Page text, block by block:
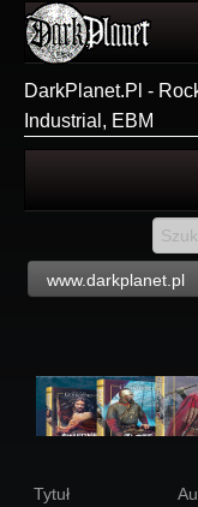
Użytkownicy
Galeria
Forum
DarkPlanet.Pl -
Industrial, EBM
www.darkplanet.pl
Tytuł